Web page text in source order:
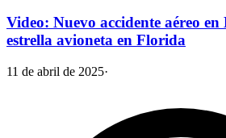
Video: Nuevo accidente aéreo en
estrella avioneta en Florida
11 de abril de 2025·